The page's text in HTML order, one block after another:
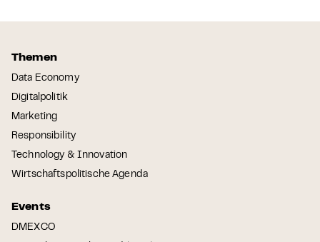
Themen
Data Economy
Digitalpolitik
Marketing
Responsibility
Technology & Innovation
Wirtschaftspolitische Agenda
Events
DMEXCO